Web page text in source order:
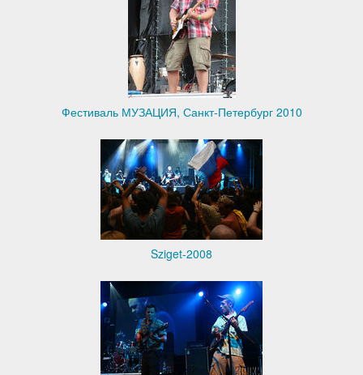
Фестиваль МУЗАЦИЯ, Санкт-Петербург 2010
Sziget-2008